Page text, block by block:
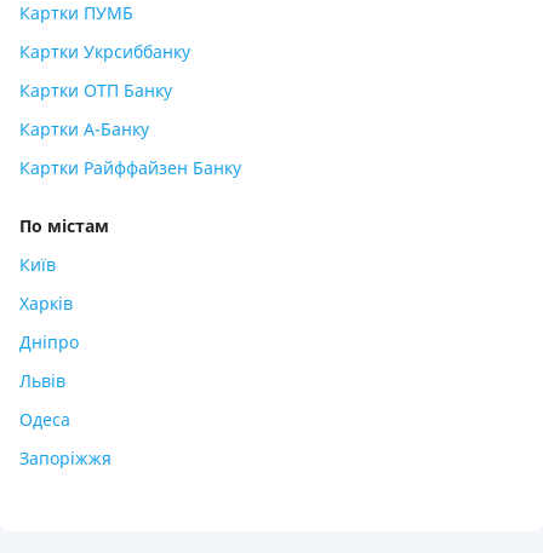
Картки ПУМБ
Картки Укрсиббанку
Картки ОТП Банку
Картки А-Банку
Картки Райффайзен Банку
По містам
Київ
Харків
Дніпро
Львів
Одеса
Запоріжжя